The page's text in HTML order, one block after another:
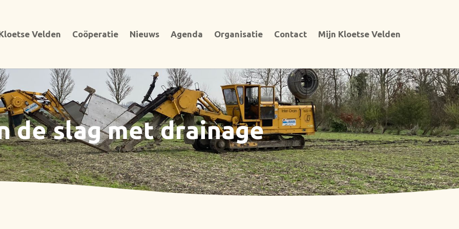
Velden Coöperatie Nieuws Agenda Organisatie Contact Mijn Kloetse Velden
de slag met drainage